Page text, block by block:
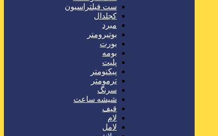
ست فیلتراسیون
کجلدال
مبرد
بوتیرومتر
بورت
بومه
پلیت
پیکنومتر
ترمومتر
سرنگ
شیشه ساعت
قیف
لام
لامل